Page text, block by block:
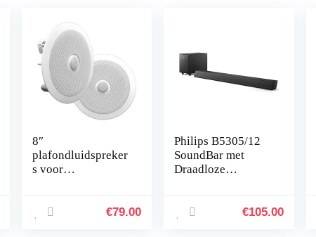
8″
plafondluidspreker
s voor
midbass woofers
€79.00
Philips B5305/12
SoundBar met
Draadloze
Uitgangsvermogen,
€105.00